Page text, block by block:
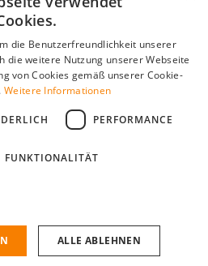
können Sie ein Unternehmensprofil
die Benutzerfreundlichkeit unserer
die weitere Nutzung unserer Webseite
von Cookies gemäß unserer Cookie-
Weitere Informationen
PERFORMANCE
FUNKTIONALITÄT
ALLE ABLEHNEN